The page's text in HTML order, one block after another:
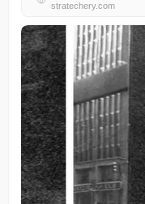
stratechery.com